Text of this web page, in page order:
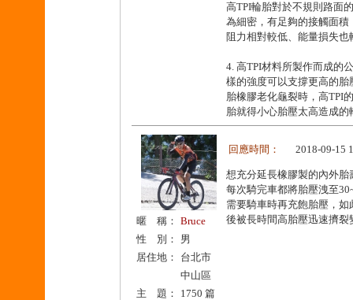
高TPI輪胎對於不規則路面
為細密，有足夠的接觸面
阻力相對較低、能量損失也
4. 高TPI材料所製作而成的
樣的強度可以支撐更高的
胎橡膠老化龜裂時，高TPI
胎就得小心胎壓太高造成的
暱 稱： Bruce
性 別：
男
居住地：
台北市
中山區
主 題：
1750 篇
回應時間： 2018-09-15
想充分延長橡膠製的內外
每次騎完車都將胎壓洩至
需要騎車時再充飽胎壓，
後被長時間高胎壓迅速擠裂